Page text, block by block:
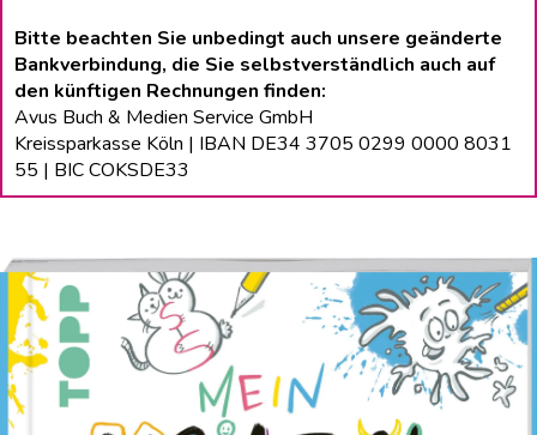
Bitte beachten Sie unbedingt auch unsere geänderte
Bankverbindung, die Sie selbstverständlich auch auf
den künftigen Rechnungen finden:
Avus Buch & Medien Service GmbH
Kreissparkasse Köln | IBAN DE34 3705 0299 0000 8031
55 | BIC COKSDE33